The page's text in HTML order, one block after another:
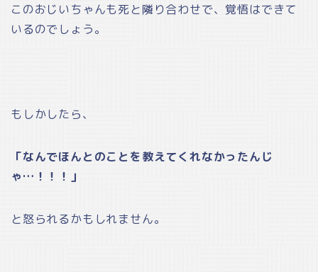
このおじいちゃんも死と隣り合わせで、覚悟はできて
いるのでしょう。
もしかしたら、
「なんでほんとのことを教えてくれなかったんじ
ゃ…！！！」
と怒られるかもしれません。